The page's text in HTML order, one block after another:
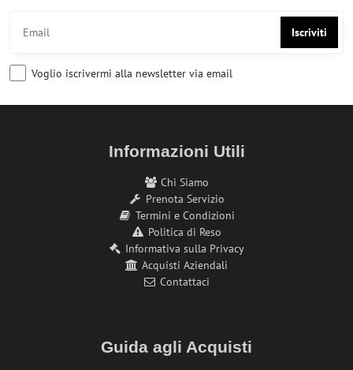
Iscriviti
Voglio iscrivermi alla newsletter via email
Informazioni Utili
Chi Siamo
Prenota Servizio
Termini e Condizioni
Politica di Reso
Informativa sulla Privacy
Acquisti Aziendali
Contattaci
Guida agli Acquisti